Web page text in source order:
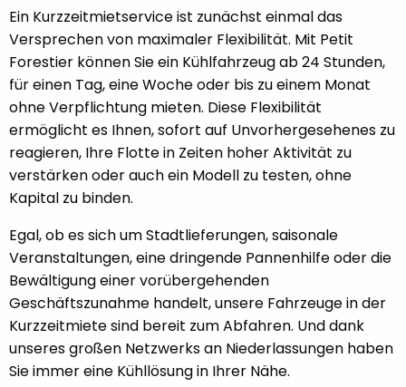
Ein Kurzzeitmietservice ist zunächst einmal das
Versprechen von maximaler Flexibilität. Mit Petit
Forestier können Sie ein Kühlfahrzeug ab 24 Stunden,
für einen Tag, eine Woche oder bis zu einem Monat
ohne Verpflichtung mieten. Diese Flexibilität
ermöglicht es Ihnen, sofort auf Unvorhergesehenes zu
reagieren, Ihre Flotte in Zeiten hoher Aktivität zu
verstärken oder auch ein Modell zu testen, ohne
Kapital zu binden.
Egal, ob es sich um Stadtlieferungen, saisonale
Veranstaltungen, eine dringende Pannenhilfe oder die
Bewältigung einer vorübergehenden
Geschäftszunahme handelt, unsere Fahrzeuge in der
Kurzzeitmiete sind bereit zum Abfahren. Und dank
unseres großen Netzwerks an Niederlassungen haben
Sie immer eine Kühllösung in Ihrer Nähe.